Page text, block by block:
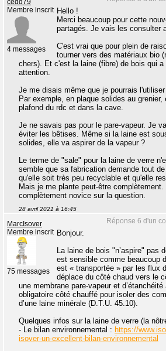
cedd79
Membre inscrit
4 messages
Hello !
Merci beaucoup pour cette
partagés. Je vais les consulter
C'est vrai que pour plein de
tourner vers des matériaux bio
chers). Et c'est la laine (fibre) de bois qui
attention.
Je me disais même que je pourrais
Par exemple, en plaque solides au
plafond du rdc et dans la cave.
Je ne savais pas pour le pare-vapeur. Je
éviter les bêtises. Même si la laine est
solides, elle va aspirer de la vapeur ?
Le terme de "sale" pour la laine de verre
semble que sa fabrication demande tout
qu'elle soit très peu recyclable et qu'elle
Mais je me plante peut-être
complètement novice sur la question.
28 avril 2021 à 16:45
Réponse 6 d'un
MarcIsover
Membre inscrit
75 messages
Bonjour.
La laine de bois "n’aspire" pas
est sensible comme beaucoup
est « transportée » par les flux
déplace du côté chaud vers le
une membrane pare-vapeur et d’étanchéité
obligatoire côté chauffé pour isoler des
d’une laine minérale (D.T.U. 45.10).
Quelques infos sur la laine de verre (la
- Le bilan environnemental : https://
isover-un-excellent-bilan-environnemental